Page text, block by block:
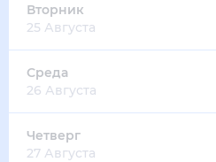
Вторник
25 Августа
Среда
26 Августа
Четверг
27 Августа